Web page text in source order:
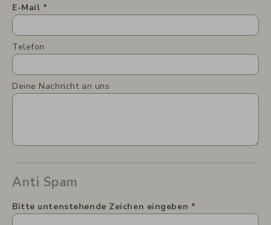
E-Mail
Telefon
Deine Nachricht an uns
Anti Spam
Bitte untenstehende Zeichen eingeben